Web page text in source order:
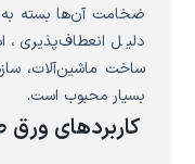
ضخامت آن‌ها بسته به
دلیل انعطاف‌پذیری،
ساخت ماشین‌آلات،
بسیار محبوب است.
کاربردهای